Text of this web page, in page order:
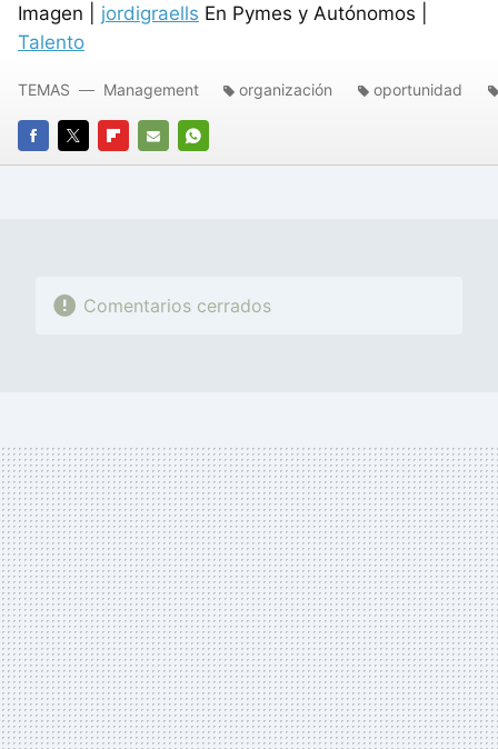
Imagen | jordigraells En Pymes y Autónomos |
Talento
FACEBOOK
TWITTERFLIPBOARD
E-
WHATSAPP
TEMAS Management organización oportunidad
Comentarios cerrados